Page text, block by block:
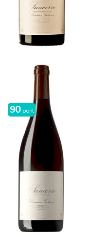
90 pont